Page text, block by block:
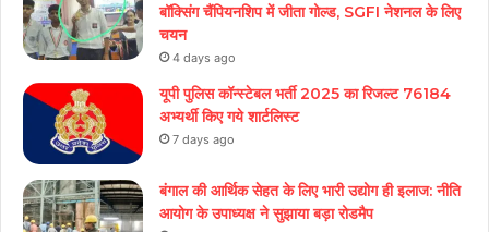
बॉक्सिंग चैंपियनशिप में जीता गोल्ड, SGFI नेशनल के लिए
चयन
4 days ago
यूपी पुलिस कॉन्स्टेबल भर्ती 2025 का रिजल्ट 76184
अभ्यर्थी किए गये शार्टलिस्ट
7 days ago
बंगाल की आर्थिक सेहत के लिए भारी उद्योग ही इलाज: नीत‌ि
आयोग के उपाध्यक्ष ने सुझाया बड़ा रोडमैप